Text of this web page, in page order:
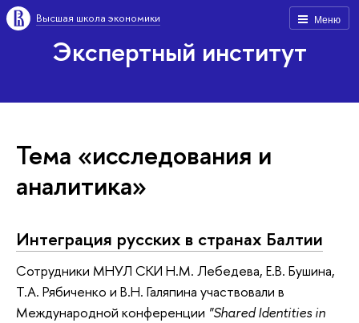
Меню
Высшая школа экономики
Экспертный институт
Тема «исследования и
аналитика»
Интеграция русских в странах Балтии
Сотрудники МНУЛ СКИ Н.М. Лебедева, Е.В. Бушина,
Т.А. Рябиченко и В.Н. Галяпина участвовали в
Международной конференции "Shared Identities in